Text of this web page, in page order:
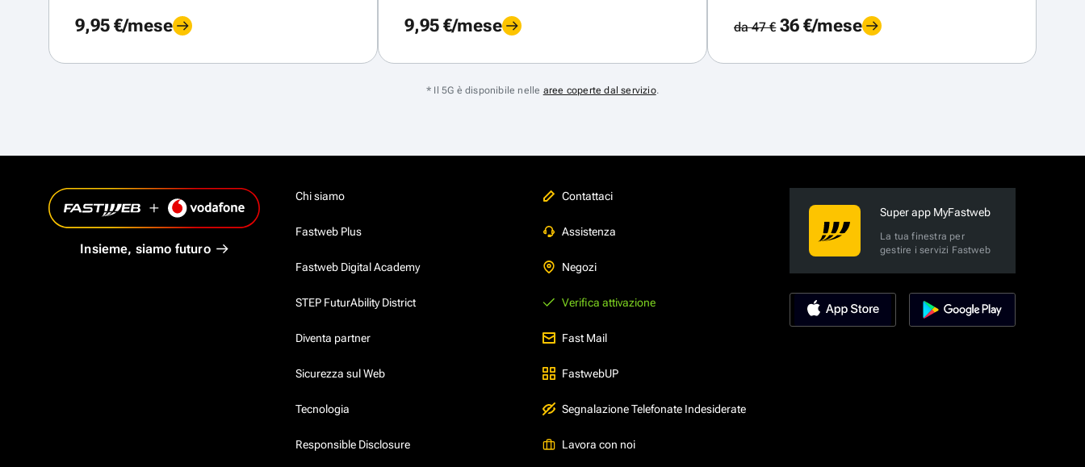
9,95 €/mese 9,95 €/mese da 47 €36 €/mese
* Il 5G è disponibile nelle aree coperte dal servizio.
Insieme, siamo futuro
Chi siamo
Fastweb Plus
Fastweb Digital Academy
STEP FuturAbility District
Diventa partner
Sicurezza sul Web
Tecnologia
Responsible Disclosure
Contattaci
Assistenza
Negozi
Verifica attivazione
Fast Mail
FastwebUP
Segnalazione Telefonate Indesiderate
Lavora con noi
Super app MyFastweb
La tua finestra per
gestire i servizi Fastweb